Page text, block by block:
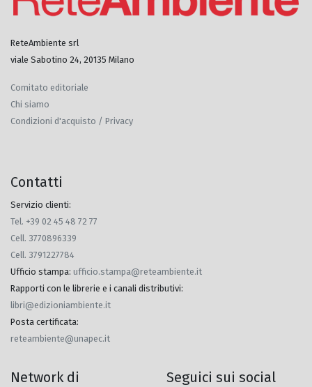
ReteAmbiente srl
viale Sabotino 24, 20135 Milano
Comitato editoriale
Chi siamo
Condizioni d'acquisto / Privacy
Contatti
Servizio clienti:
Tel. +39 02 45 48 72 77
Cell. 3770896339
Cell. 3791227784
Ufficio stampa: ufficio.stampa@reteambiente.it
Rapporti con le librerie e i canali distributivi:
libri@edizioniambiente.it
Posta certificata:
reteambiente@unapec.it
Network di
Seguici sui social